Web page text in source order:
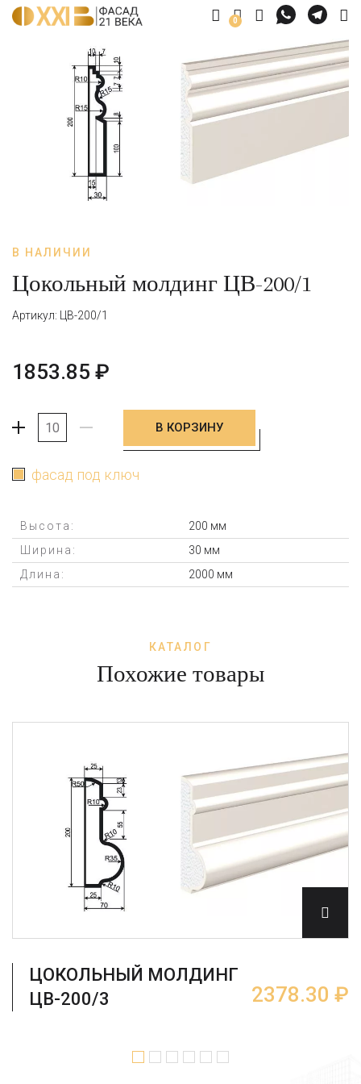
0
В НАЛИЧИИ
Цокольный молдинг ЦВ-200/1
Артикул: ЦВ-200/1
1853.85 ₽
-
+ В КОРЗИНУ
фасад под ключ
Высота:
200 мм
Ширина:
30 мм
Длина:
2000 мм
КАТАЛОГ
Похожие товары
ЦОКОЛЬНЫЙ МОЛДИНГ
ЦВ-200/3
2378.30 ₽